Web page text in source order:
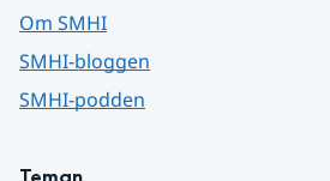
Om SMHI
SMHI-bloggen
SMHI-podden